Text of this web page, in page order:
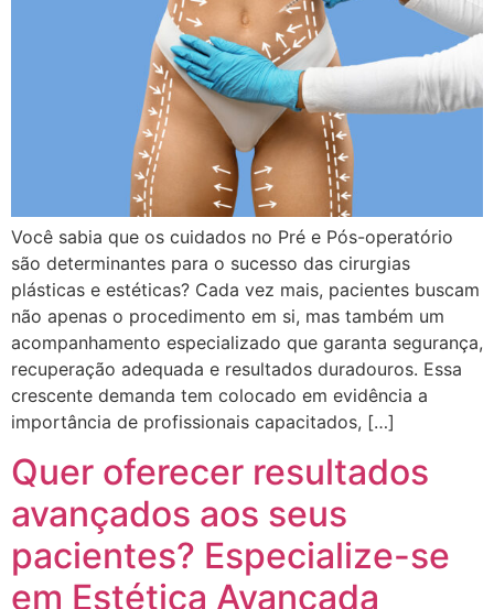
Você sabia que os cuidados no Pré e Pós-operatório
são determinantes para o sucesso das cirurgias
plásticas e estéticas? Cada vez mais, pacientes buscam
não apenas o procedimento em si, mas também um
acompanhamento especializado que garanta segurança,
recuperação adequada e resultados duradouros. Essa
crescente demanda tem colocado em evidência a
importância de profissionais capacitados, […]
Quer oferecer resultados
avançados aos seus
pacientes? Especialize-se
em Estética Avançada